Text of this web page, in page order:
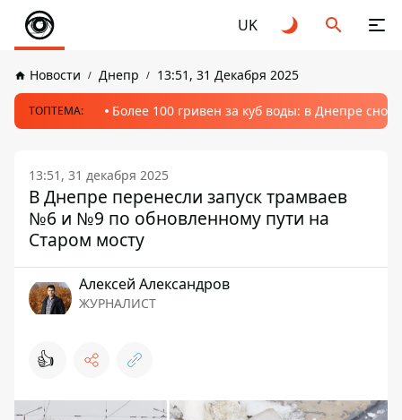
UK
Новости Днепр 13:51, 31 Декабря 2025
ТОПТЕМА: Более 100 гривен за куб воды: в Днепре
13:51, 31 декабря 2025
В Днепре перенесли запуск трамваев
№6 и №9 по обновленному пути на
Старом мосту
Алексей Александров
ЖУРНАЛИСТ
👍